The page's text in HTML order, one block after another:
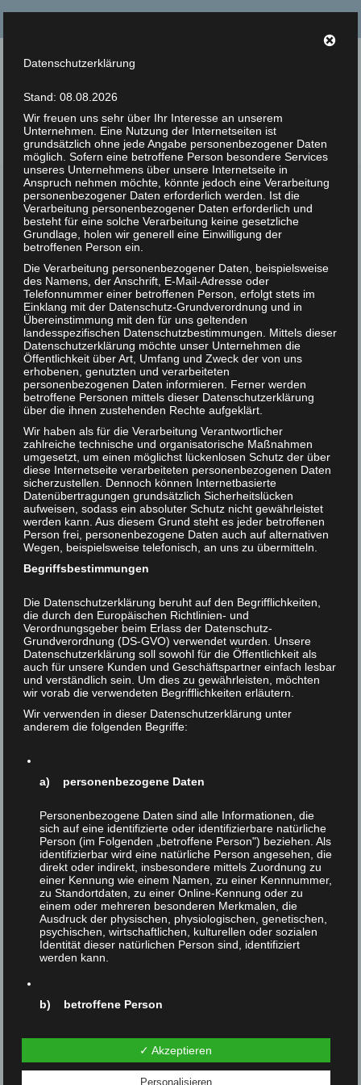
Tierrechte Kaplan
Helmut F. Kaplan – Philosoph und Autor
Menü
Zur Person
Artikel
Bücher
Zitate
Photos
Animal Rights Art
Helmut F. Kaplan unterstützen
Kontakt
Tierrechte – Das Ende
einer Illusion?
0
Titel: Tierrechte - Das
Ende einer Illusion?
Serie:Tierrechte
Veröffentlicht von: Helmut
F. Kaplan
Veröffentlichungsdatum:
15.11.2017
Genre: Gesellschaft
Seiten:108
ISBN13:978-3746014364
Kaufen Sie das Buch:
Amazon,Thalia,bücher.de
Einst gehörte die
antispeziesistische Tierrechtsbewegung zu den großen
Reformbewegungen. Während aber etwa die antisexistische
Frauenrechtsbewegung phänomenale Fortschritte feiert, hat der
abgenommen.Damit dürfen wir uns nicht abfinden, denn
Tierrechte sinddermögliche Hebel für die Überwindung des
allgegenwärtigen Speziesismus, der willkürlichen
Diskriminierung aufgrund der Spezies. Anstatt Tierrechte
fallenzulassen oder obskuren Sektierern zu überlassen, sollten
die Gründe, warum es die Tierrechtsbewegung so schwer hat,
analysiert werden - um auf dieser Basis einen neuen Anlauf
nehmen zu können.
Strukturen“, „bio“, „öko“, „artgerecht“, „bewußt essen“,
„regional genießen“,„Respekt vor Tieren“ usw. die Wahrheit
Nächster Beitrag
Ähnliche Beiträge
Datenschutzerklärung
Stand: 08.08.2026
Wir freuen uns sehr über Ihr Interesse an unserem
Unternehmen. Eine Nutzung der Internetseiten ist
grundsätzlich ohne jede Angabe personenbezogener Daten
möglich. Sofern eine betroffene Person besondere Services
unseres Unternehmens über unsere Internetseite in
Anspruch nehmen möchte, könnte jedoch eine Verarbeitung
personenbezogener Daten erforderlich werden. Ist die
Verarbeitung personenbezogener Daten erforderlich und
besteht für eine solche Verarbeitung keine gesetzliche
Grundlage, holen wir generell eine Einwilligung der
betroffenen Person ein.
Die Verarbeitung personenbezogener Daten, beispielsweise
des Namens, der Anschrift, E-Mail-Adresse oder
Telefonnummer einer betroffenen Person, erfolgt stets im
Einklang mit der Datenschutz-Grundverordnung und in
Übereinstimmung mit den für uns geltenden
landesspezifischen Datenschutzbestimmungen. Mittels dieser
Datenschutzerklärung möchte unser Unternehmen die
Öffentlichkeit über Art, Umfang und Zweck der von uns
erhobenen, genutzten und verarbeiteten
personenbezogenen Daten informieren. Ferner werden
betroffene Personen mittels dieser Datenschutzerklärung
über die ihnen zustehenden Rechte aufgeklärt.
Wir haben als für die Verarbeitung Verantwortlicher
zahlreiche technische und organisatorische Maßnahmen
umgesetzt, um einen möglichst lückenlosen Schutz der über
diese Internetseite verarbeiteten personenbezogenen Daten
sicherzustellen. Dennoch können Internetbasierte
Datenübertragungen grundsätzlich Sicherheitslücken
aufweisen, sodass ein absoluter Schutz nicht gewährleistet
werden kann. Aus diesem Grund steht es jeder betroffenen
Person frei, personenbezogene Daten auch auf alternativen
Wegen, beispielsweise telefonisch, an uns zu übermitteln.
Begriffsbestimmungen
Die Datenschutzerklärung beruht auf den Begrifflichkeiten,
die durch den Europäischen Richtlinien- und
Verordnungsgeber beim Erlass der Datenschutz-
Grundverordnung (DS-GVO) verwendet wurden. Unsere
Datenschutzerklärung soll sowohl für die Öffentlichkeit als
auch für unsere Kunden und Geschäftspartner einfach lesbar
und verständlich sein. Um dies zu gewährleisten, möchten
wir vorab die verwendeten Begrifflichkeiten erläutern.
Wir verwenden in dieser Datenschutzerklärung unter
anderem die folgenden Begriffe:
a) personenbezogene Daten
Personenbezogene Daten sind alle Informationen, die
sich auf eine identifizierte oder identifizierbare natürliche
Person (im Folgenden „betroffene Person") beziehen. Als
identifizierbar wird eine natürliche Person angesehen, die
direkt oder indirekt, insbesondere mittels Zuordnung zu
einer Kennung wie einem Namen, zu einer Kennnummer,
zu Standortdaten, zu einer Online-Kennung oder zu
einem oder mehreren besonderen Merkmalen, die
Ausdruck der physischen, physiologischen, genetischen,
psychischen, wirtschaftlichen, kulturellen oder sozialen
Identität dieser natürlichen Person sind, identifiziert
werden kann.
b) betroffene Person
Betroffene Person ist jede identifizierte oder
identifizierbare natürliche Person, deren
personenbezogene Daten von dem für die Verarbeitung
Verantwortlichen verarbeitet werden.
✓ Akzeptieren
Personalisieren